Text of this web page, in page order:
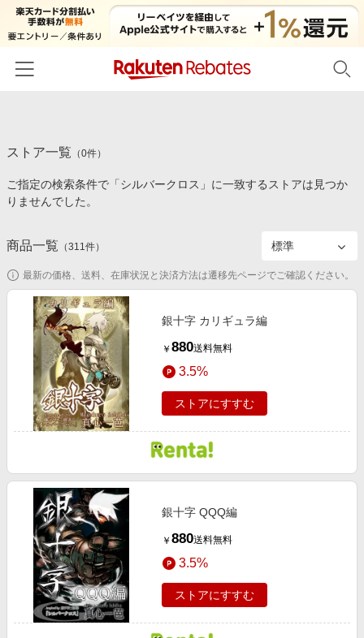
カテゴリー一覧
百貨店・総合ECモール
食品・スイーツ・お酒
コスメ・健康・医薬品
キッズ・ベビー用品
家電・PC・スマホ・カメラ
エンタメ
スポーツ・アウトドア・ゴルフ
インテリア・寝具
旅行・レジャー・ホテル予約
生活・お役立ち
金融・マネー・保険
デジタルコンテンツ
ビジネス・その他サービス
イベント一覧
初回購入者限定特典
対象ストア新規限定特典
新着ストアのご紹介
電子書籍特集
楽天ペイ導入ストア
楽天サービス特集
旅行特集
わくわく夏特集
50万ポイント山分けキャンペーン
とことん買い物チャレンジ
Apple公式サイト×楽天カード分割払い
Samsung ボーナスキャンペーン
週末の高還元 夏の長期版
楽天IDでログイン/会員登録
ストア一覧 （0件）
ご指定の検索条件で「シルバークロス」に一致するストアは見つか
りませんでした。
商品一覧 （311件）
最新の価格、送料、在庫状況と決済方法は遷移先ページでご確認ください。
銀十字 カリギュラ編
￥ 880送料無料
3.5%
ストアにすすむ
銀十字 QQQ編
￥ 880送料無料
3.5%
ストアにすすむ